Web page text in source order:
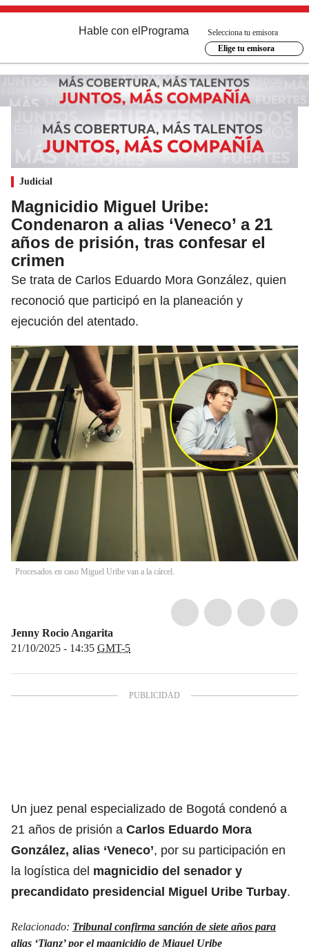
Hable con el Programa
Selecciona tu emisora
Elige tu emisora
Judicial
Magnicidio Miguel Uribe:
Condenaron a alias ‘Veneco’ a 21
años de prisión, tras confesar el
crimen
Se trata de Carlos Eduardo Mora González, quien
reconoció que participó en la planeación y
ejecución del atentado.
Procesados en caso Miguel Uribe van a la cárcel.
Jenny Rocio Angarita
21/10/2025 - 14:35 GMT-5
Un juez penal especializado de Bogotá condenó a
21 años de prisión a Carlos Eduardo Mora
González, alias ‘Veneco’, por su participación en
la logística del magnicidio del senador y
precandidato presidencial Miguel Uribe Turbay.
Relacionado: Tribunal confirma sanción de siete años para
alias ‘Tianz’ por el magnicidio de Miguel Uribe